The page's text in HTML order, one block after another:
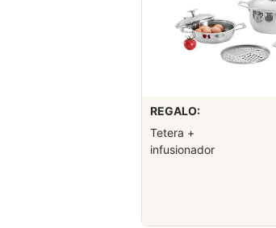
REGALO:
Tetera +
infusionador